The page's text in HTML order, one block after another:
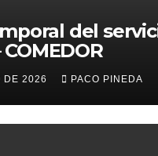
del
DE 2026 PACO PINEDA